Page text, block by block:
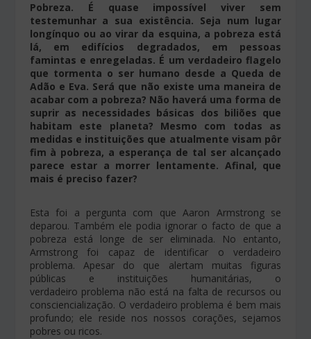
Pobreza. É quase impossível viver sem
testemunhar a sua existência. Seja num lugar
longínquo ou ao virar da esquina, a pobreza está
lá, em edifícios degradados, em pessoas
famintas e enregeladas. É um verdadeiro flagelo
que tormenta o ser humano desde a Queda de
Adão e Eva. Será que não existe uma maneira de
acabar com a pobreza? Não haverá uma forma de
suprir as necessidades básicas dos biliões que
habitam este planeta? Mesmo com todas as
medidas e instituições que atualmente visam pôr
fim à pobreza, a esperança de tal ser alcançado
parece estar a morrer lentamente. Afinal, que
mais é preciso fazer?
Esta foi a pergunta com que Aaron Armstrong se
deparou. Também ele podia ignorar o facto de que a
pobreza está longe de ser eliminada. No entanto,
Armstrong foi capaz de identificar o verdadeiro
problema. Apesar do que alertam muitas figuras
públicas e instituições humanitárias, o
verdadeiro problema não está na falta de recursos ou
consciencialização. O verdadeiro problema é bem mais
profundo; ele reside nos nossos corações, sejamos
pobres ou ricos.